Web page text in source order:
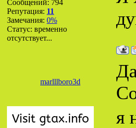
Сообщений: 794
Репутация: 11
Замечания: 0%
Статус: временно
отсутствует...
marlllboro3d
я